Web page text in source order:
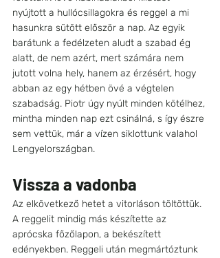
nyújtott a hullócsillagokra és reggel a mi
hasunkra sütött először a nap. Az egyik
barátunk a fedélzeten aludt a szabad ég
alatt, de nem azért, mert számára nem
jutott volna hely, hanem az érzésért, hogy
abban az egy hétben övé a végtelen
szabadság. Piotr úgy nyúlt minden kötélhez,
mintha minden nap ezt csinálná, s így észre
sem vettük, már a vízen siklottunk valahol
Lengyelországban.
Vissza a vadonba
Az elkövetkező hetet a vitorláson töltöttük.
A reggelit mindig más készítette az
aprócska főzőlapon, a bekészített
edényekben. Reggeli után megmártóztunk